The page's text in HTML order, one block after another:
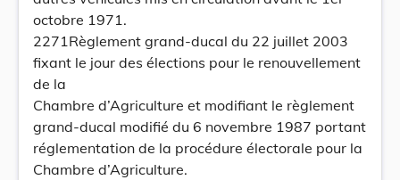
octobre 1971.
2271Règlement grand-ducal du 22 juillet 2003
fixant le jour des élections pour le renouvellement
de la
Chambre d’Agriculture et modifiant le règlement
grand-ducal modifié du 6 novembre 1987 portant
réglementation de la procédure électorale pour la
Chambre d’Agriculture.